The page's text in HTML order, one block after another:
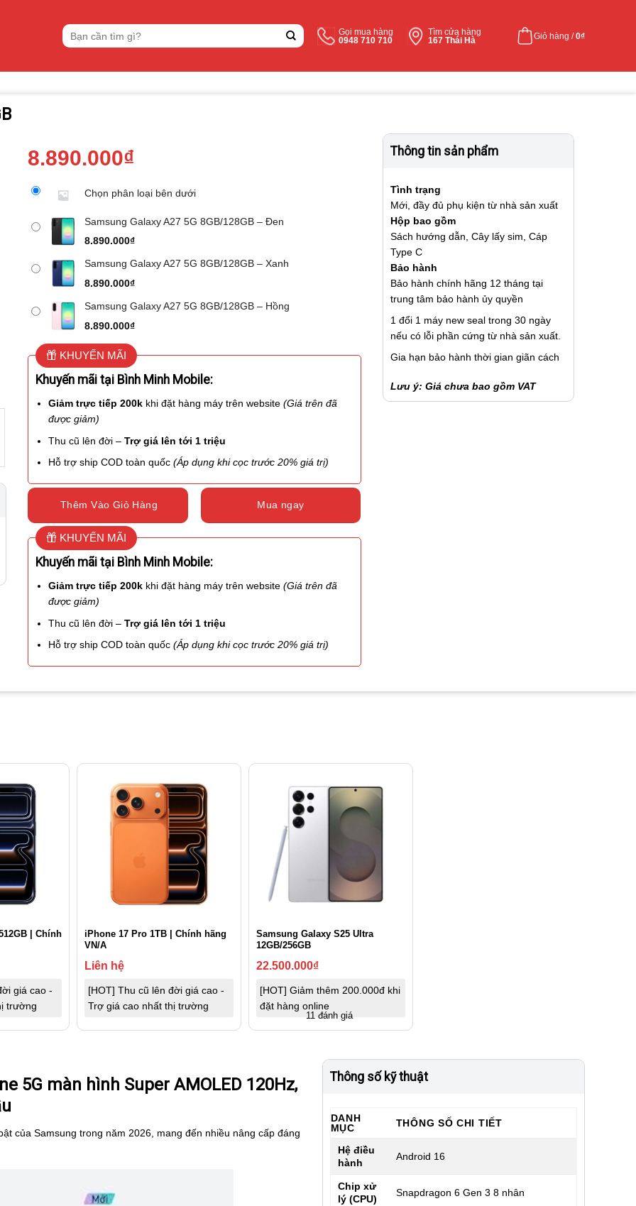
Tìm
kiếm:
Gọi mua hàng
0948 710 710
Tìm cửa hàng
167 Thái Hà
Giỏ hàng /0₫
8.890.000₫
Chọn phân loại bên dưới
Samsung Galaxy A27 5G 8GB/128GB – Đen
8.890.000₫
Samsung Galaxy A27 5G 8GB/128GB – Xanh
8.890.000₫
Samsung Galaxy A27 5G 8GB/128GB – Hồng
8.890.000₫
KHUYẾN MÃI
Khuyến mãi tại Bình Minh Mobile:
Giảm trực tiếp 200k khi đặt hàng máy trên website(Giá trên đã
được giảm)
Thu cũ lên đời –Trợ giá lên tới 1 triệu
Hỗ trợ ship COD toàn quốc(Áp dụng khi cọc trước 20% giá trị)
Thêm Vào Giỏ Hàng Mua ngay
KHUYẾN MÃI
Khuyến mãi tại Bình Minh Mobile:
Giảm trực tiếp 200k khi đặt hàng máy trên website(Giá trên đã
được giảm)
Thu cũ lên đời –Trợ giá lên tới 1 triệu
Hỗ trợ ship COD toàn quốc(Áp dụng khi cọc trước 20% giá trị)
Thông tin sản phẩm
Tình trạng
Mới, đầy đủ phụ kiện từ nhà sản xuất
Hộp bao gồm
Sách hướng dẫn, Cây lấy sim, Cáp
Type C
Bảo hành
Bảo hành chính hãng 12 tháng tại
trung tâm bảo hành ủy quyền
1 đổi 1 máy new seal trong 30 ngày
nếu có lỗi phần cứng từ nhà sản xuất.
Gia hạn bảo hành thời gian giãn cách
Lưu ý: Giá chưa bao gồm VAT
| Chính
giá cao -
trường
iPhone 17 Pro 1TB | Chính hãng
VN/A
Liên hệ
[HOT] Thu cũ lên đời giá cao -
Trợ giá cao nhất thị trường
Samsung Galaxy S25 Ultra
12GB/256GB
22.500.000₫
[HOT] Giảm thêm 200.000đ khi
đặt hàng online
11 đánh giá
5G màn hình Super AMOLED 120Hz,
của Samsung trong năm 2026, mang đến nhiều nâng cấp đáng
Thông số kỹ thuật
DANH
MỤC
THÔNG SỐ CHI TIẾT
Hệ điều
hành
Android 16
Chip xử
lý (CPU)
Snapdragon 6 Gen 3 8 nhân